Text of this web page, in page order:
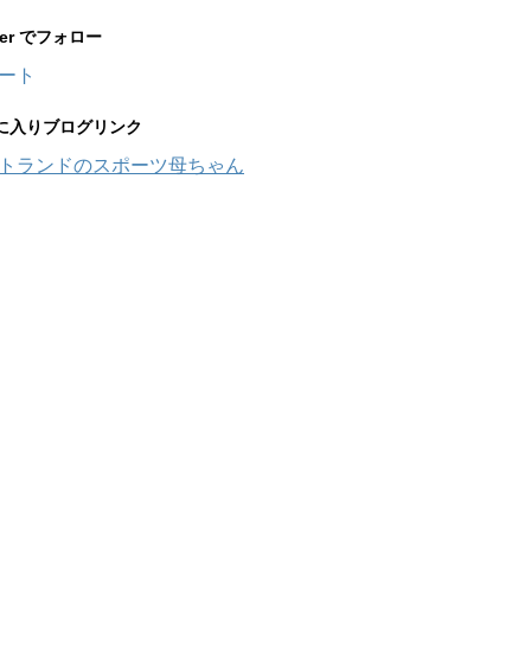
でフォロー
ト
入りブログリンク
ランドのスポーツ母ちゃん